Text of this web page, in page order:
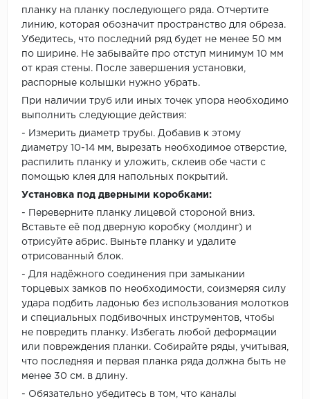
планку на планку последующего ряда. Отчертите
линию, которая обозначит пространство для обреза.
Убедитесь, что последний ряд будет не менее 50 мм
по ширине. Не забывайте про отступ минимум 10 мм
от края стены. После завершения установки,
распорные колышки нужно убрать.
При наличии труб или иных точек упора необходимо
выполнить следующие действия:
- Измерить диаметр трубы. Добавив к этому
диаметру 10-14 мм, вырезать необходимое отверстие,
распилить планку и уложить, склеив обе части с
помощью клея для напольных покрытий.
Установка под дверными коробками:
- Переверните планку лицевой стороной вниз.
Вставьте её под дверную коробку (молдинг) и
отрисуйте абрис. Выньте планку и удалите
отрисованный блок.
- Для надёжного соединения при замыкании
торцевых замков по необходимости, соизмеряя силу
удара подбить ладонью без использования молотков
и специальных подбивочных инструментов, чтобы
не повредить планку. Избегать любой деформации
или повреждения планки. Собирайте ряды, учитывая,
что последняя и первая планка ряда должна быть не
менее 30 см. в длину.
- Обязательно убедитесь в том, что каналы